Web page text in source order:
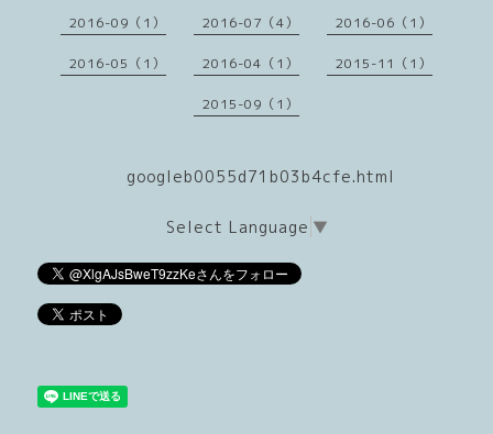
2016-09（1） 2016-07（4） 2016-06（1）
2016-05（1） 2016-04（1） 2015-11（1）
2015-09（1）
googleb0055d71b03b4cfe.html
Select Language ▼